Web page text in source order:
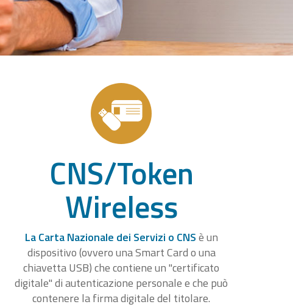
CNS/Token
Wireless
La Carta Nazionale dei Servizi o CNSè un
dispositivo (ovvero una Smart Card o una
chiavetta USB) che contiene un "certificato
digitale" di autenticazione personale e che può
contenere la firma digitale del titolare.